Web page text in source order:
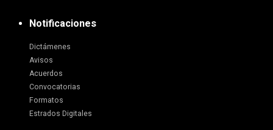
Notificaciones
Dictámenes
Avisos
Acuerdos
Convocatorias
Formatos
Estrados Digitales